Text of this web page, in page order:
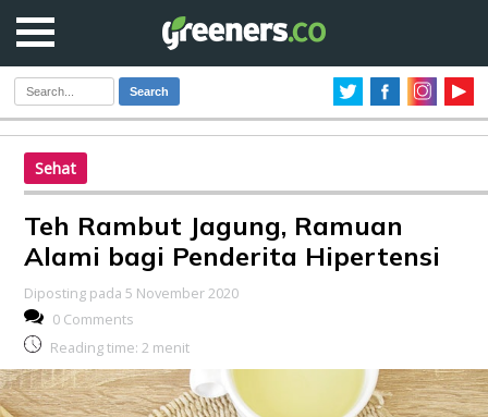
Search
Sehat
Teh Rambut Jagung, Ramuan
Alami bagi Penderita Hipertensi
Diposting pada 5 November 2020
0 Comments
Reading time: 2 menit